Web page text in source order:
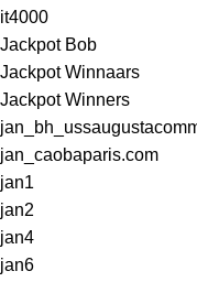
it4000
Jackpot Bob
Jackpot Winnaars
Jackpot Winners
jan_caobaparis.com
jan1
jan2
jan4
jan6